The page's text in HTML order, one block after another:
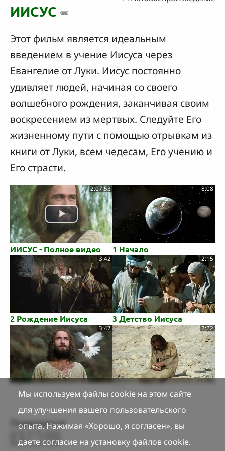
ИИСУС
Этот фильм является идеальным
введением в учение Иисуса через
Евангелие от Луки. Иисус постоянно
удивляет людей, начиная со своего
волшебного рождения, заканчивая своим
воскресением из мертвых. Следуйте Его
жизненному пути с помощью отрывкам из
книги от Луки, всем чедесам, Его учению и
Его страсти.
2:07:53
ИИСУС - Полное видео
8:08
1 Начало
3:42
2 Рождение Иисуса
2:15
3 Детство Иисуса
3:47
4 Крещение Иисуса
2:22
5 Дьявол искушает
3:07
Поделиться
Мы используем файлы cookie на этом сайте
для улучшения вашего пользовательского
опыта. Нажимая «Хорошо, я согласен», вы
даете согласие на установку файлов cookie.